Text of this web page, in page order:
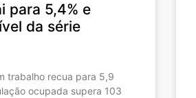
para 5,4% e
da série
trabalho recua para 5,9
ocupada supera 103